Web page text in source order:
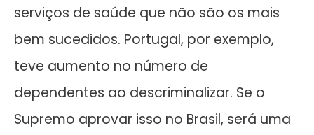
serviços de saúde que não são os mais
bem sucedidos. Portugal, por exemplo,
teve aumento no número de
dependentes ao descriminalizar. Se o
Supremo aprovar isso no Brasil, será uma